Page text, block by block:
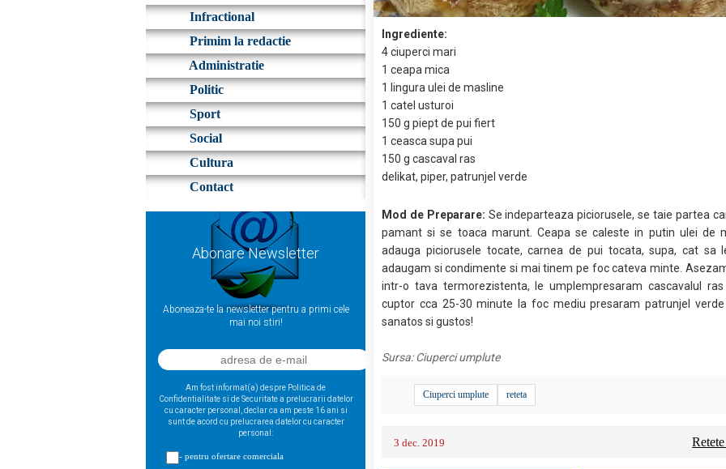
Infractional
Primim la redactie
Administratie
Politic
Sport
Social
Cultura
Contact
Abonare Newsletter
Aboneaza-te la newsletter pentru a primi cele
mai noi stiri!
Am fost informat(a) despre Politica de
Confidentialitate si de Securitate a prelucrarii datelor
cu caracter personal, declar ca am peste 16 ani si
sunt de acord cu prelucrarea datelor cu caracter
personal:
- pentru ofertare comerciala
Ingrediente:
4 ciuperci mari
1 ceapa mica
1 lingura ulei de masline
1 catel usturoi
150 g piept de pui fiert
1 ceasca supa pui
150 g cascaval ras
delikat, piper, patrunjel verde
Mod de Preparare: Se indeparteaza piciorusele, se taie partea
pamant si se toaca marunt. Ceapa se caleste in putin ulei de
adauga piciorusele tocate, carnea de pui tocata, supa, cat sa
adaugam si condimente si mai tinem pe foc cateva minte.
intr-o tava termorezistenta, le umplempresaram cascavalul
cuptor cca 25-30 minute la foc mediu presaram patrunjel
sanatos si gustos!
Sursa:Ciuperci umplute
Ciuperci umplute reteta
3 dec. 2019